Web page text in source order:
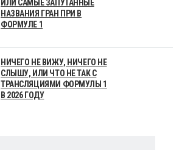
ИЛИ САМЫЕ ЗАПУТАННЫЕ
НАЗВАНИЯ ГРАН ПРИ В
ФОРМУЛЕ 1
НИЧЕГО НЕ ВИЖУ, НИЧЕГО НЕ
СЛЫШУ, ИЛИ ЧТО НЕ ТАК С
ТРАНСЛЯЦИЯМИ ФОРМУЛЫ 1
В 2026 ГОДУ